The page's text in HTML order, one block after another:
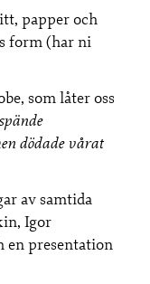
papper och
form (har ni
som låter oss
dödade vårat
av samtida
Igor
en presentation